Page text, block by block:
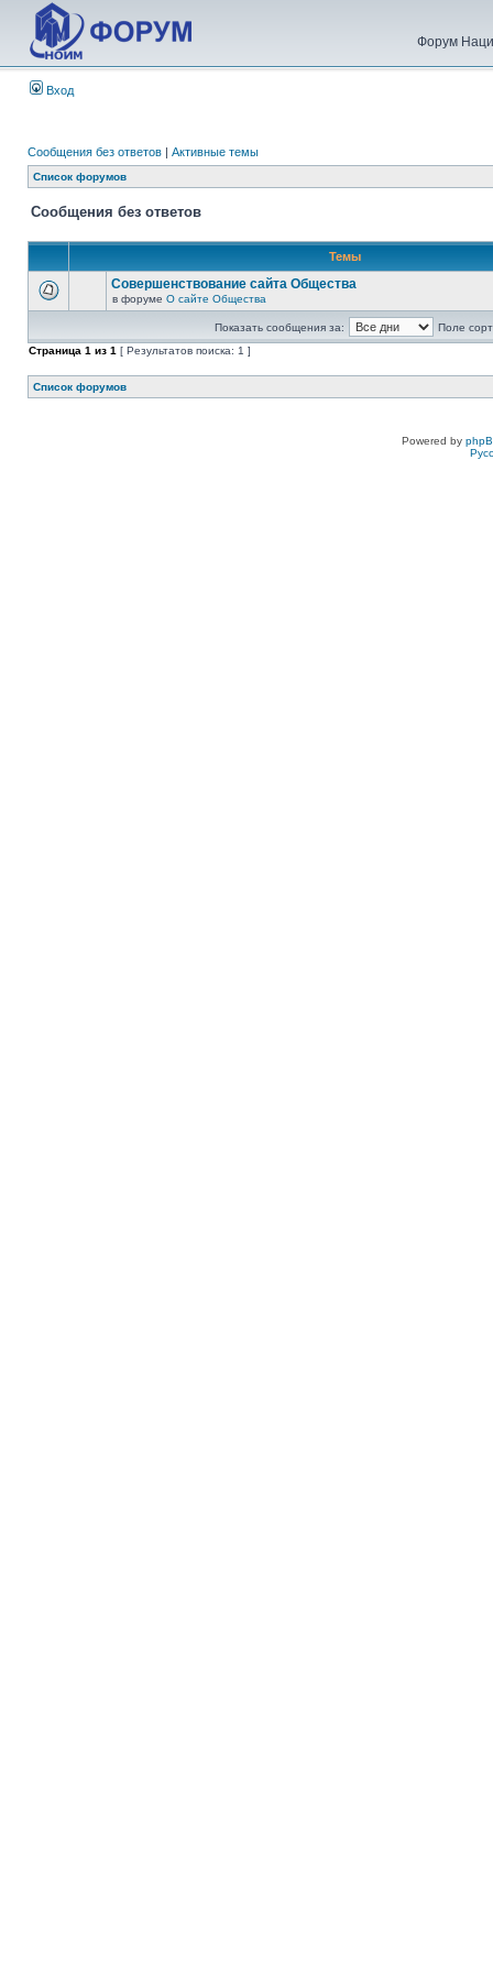
Форум
Вход
Сообщения без ответов | Активные темы
Список форумов
Сообщения без ответов
Темы
Совершенствование сайта Общества
в форуме О сайте Общества
Показать сообщения за:
Поле
Страница 1 из 1 [ Результатов поиска: 1 ]
Список форумов
Powered by